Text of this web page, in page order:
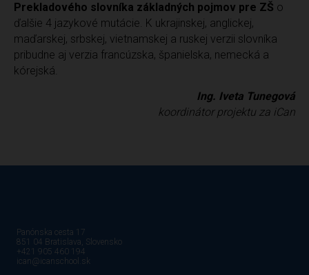
Prekladového slovníka základných pojmov pre ZŠ o
ďalšie 4 jazykové mutácie. K ukrajinskej, anglickej,
maďarskej, srbskej, vietnamskej a ruskej verzii slovníka
pribudne aj verzia francúzska, španielska, nemecká a
kórejská.
Ing. Iveta Tunegová
koordinátor projektu za iCan
Panónska cesta 17
851 04 Bratislava, Slovensko
+421 905 460 194
ican@icanschool.sk